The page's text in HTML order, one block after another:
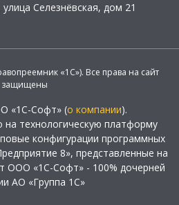
улица Селезнёвская, дом 21
«1С»). Все права на сайт
защищены
«1С-Софт» (о компании).
технологическую платформу
конфигурации программных
8», представленные на
ООО «1С-Софт» - 100% дочерней
АО «Группа 1С»